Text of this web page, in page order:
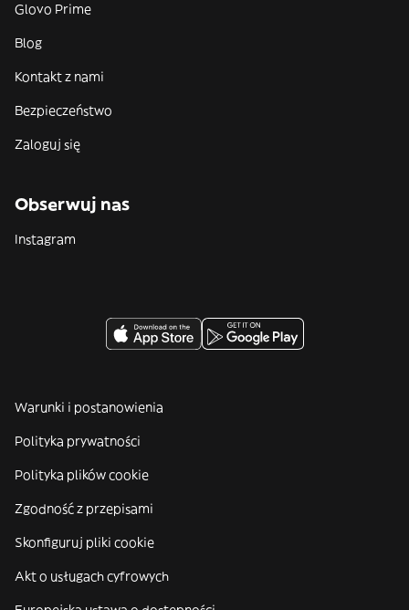
Glovo Prime
Blog
Kontakt z nami
Bezpieczeństwo
Zaloguj się
Obserwuj nas
Instagram
Warunki i postanowienia
Polityka prywatności
Polityka plików cookie
Zgodność z przepisami
Skonfiguruj pliki cookie
Akt o usługach cyfrowych